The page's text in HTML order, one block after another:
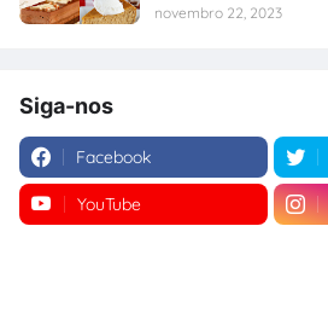
novembro 22, 2023
Siga-nos
Facebook
YouTube